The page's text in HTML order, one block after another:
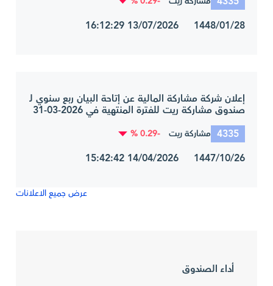
1448/01/28 13/07/2026 16:12:29
إعلان شركة مشاركة المالية عن إتاحة البيان ربع سنوي لـ
صندوق مشاركة ريت للفترة المنتهية في 2026-03-31
4335 مشاركة ريت -0.29 %
1447/10/26 14/04/2026 15:42:42
عرض جميع الاعلانات
أداء الصندوق